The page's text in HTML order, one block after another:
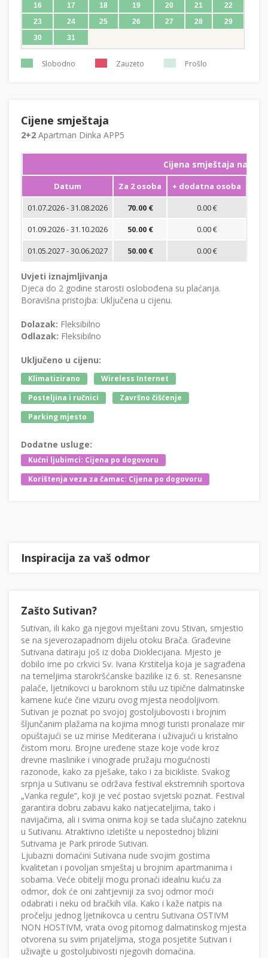
16
17 18 19 20 21
22
23
24 25 26 27 28
29
30
31
Slobodno Zauzeto Prošlo
Cijene smještaja
2+2 Apartman Dinka APP5
Cijena smještaja na noć
Datum Za 2 osoba + dodatna osoba
01.07.2026 - 31.08.2026
70.00 €
0.00 €
01.09.2026 - 31.10.2026
50.00 €
0.00 €
01.05.2027 - 30.06.2027
50.00 € 0.00 €
Uvjeti iznajmljivanja
Djeca do 2 godine starosti oslobođena su plaćanja.
Boravišna pristojba: Uključena u cijenu.
Dolazak: Fleksibilno
Odlazak: Fleksibilno
Uključeno u cijenu:
Klimatizirano
Wireless Internet
Posteljina i ručnici
Završno čišćenje
Parking mjesto
Dodatne usluge:
Kućni ljubimci: Cijena po dogovoru
Korištenja veza za čamac: Cijena po dogovoru
Inspiracija za vaš odmor
Zašto Sutivan?
Sutivan, ili kako ga njegovi mještani zovu Stivan, smjestio
se na sjeverozapadnom dijelu otoku Brača. Građevine
Sutivana datiraju još iz doba Dioklecijana. Mjesto je
dobilo ime po crkvici Sv. Ivana Krstitelja koja je sagrađena
na temeljima starokršćanske bazilike iz 6. st. Renesansne
palače, ljetnikovci u baroknom stilu uz tipične dalmatinske
kamene kuće čine vizuru ovog mjesta neodoljivom.
Sutivan je poznat po svojoj gostoljubovosti i brojnim
šljunčanim plažama na kojima mnogi turisti pronalaze mir
opuštajući se uz mirise Mediterana i uživajući u kristalno
čistom moru. Brojne uređene staze koje vode kroz
drevne maslinike i vinograde pružaju mogućnosti
razonode, kako za pješake, tako i za bicikliste. Svakog
srpnja u Sutivanu se održava festival ekstremnih sportova
„Vanka regule“, koji je već postao svjetski poznat. Festival
garantira dobru zabavu kako natjecateljima, tako i
navijačima, ali i svima onima koji se tada slučajno zateknu
u Sutivanu. Atraktivno izletište u nepostednoj blizini
Sutivama je Park prirode Sutivan.
Ljubazni domaćini Sutivana nude svojim gostima
kvalitetan i povoljan smještaj u brojnim apartmanima i
sobama. Veće obitelji mogu pronaći idealnu kuću za
odmor, dok će oni zahtjevniji za svoj odmor moći
odabrati i neku od bračkih vila. Kako i kaže natpis na
pročelju jednog ljetnikovca u centru Sutivana OSTIVM
NON HOSTIVM, vrata ovog pitomog dalmatinskog mjesta
otvorena su svim prijateljima, stoga posjetite Sutivan i
uživajte u gostoljubivosti njegovih domaćina.